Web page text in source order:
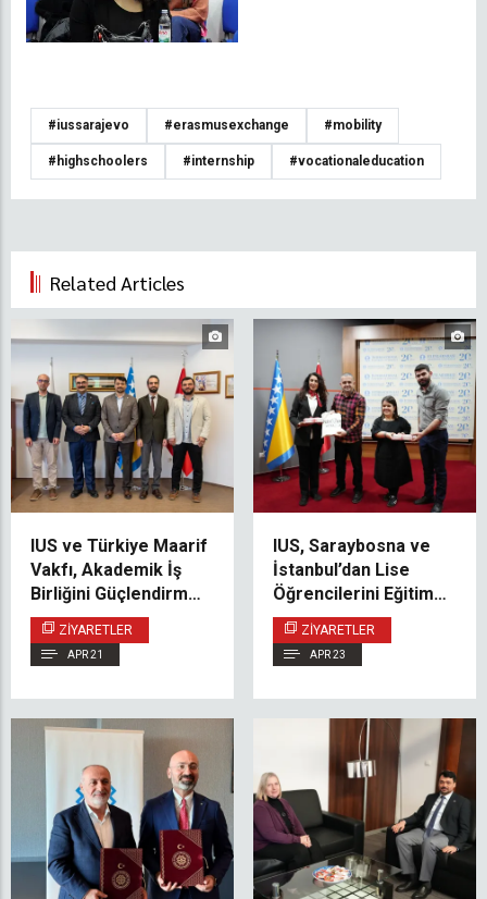
#iussarajevo #erasmusexchange #mobility
#highschoolers #internship #vocationaleducation
Related Articles
IUS ve Türkiye Maarif
Vakfı, Akademik İş
Birliğini Güçlendirme
Fırsatlarını
Değerlendirdi
ZIYARETLER
APR 21
IUS, Saraybosna ve
İstanbul’dan Lise
Öğrencilerini Eğitim
Ziyaretinde Ağırladı
ZIYARETLER
APR 23